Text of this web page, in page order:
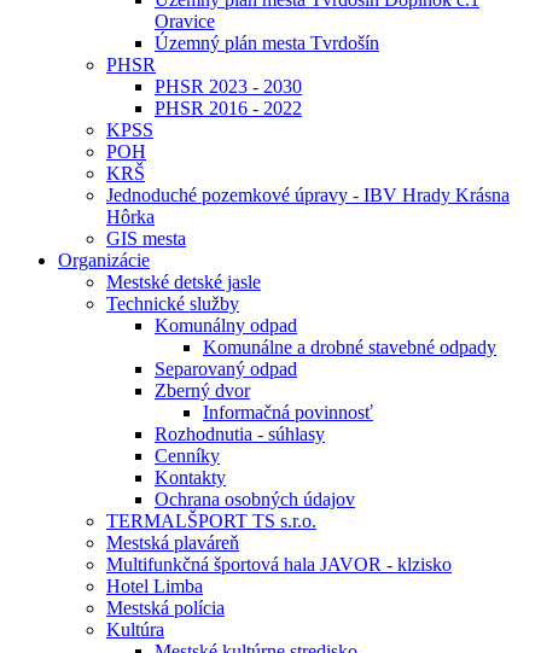
Oravice
Územný plán mesta Tvrdošín
PHSR
PHSR 2023 - 2030
PHSR 2016 - 2022
KPSS
POH
KRŠ
Jednoduché pozemkové úpravy - IBV Hrady Krásna
Hôrka
GIS mesta
Organizácie
Mestské detské jasle
Technické služby
Komunálny odpad
Komunálne a drobné stavebné odpady
Separovaný odpad
Zberný dvor
Informačná povinnosť
Rozhodnutia - súhlasy
Cenníky
Kontakty
Ochrana osobných údajov
TERMALŠPORT TS s.r.o.
Mestská plaváreň
Multifunkčná športová hala JAVOR - klzisko
Hotel Limba
Mestská polícia
Kultúra